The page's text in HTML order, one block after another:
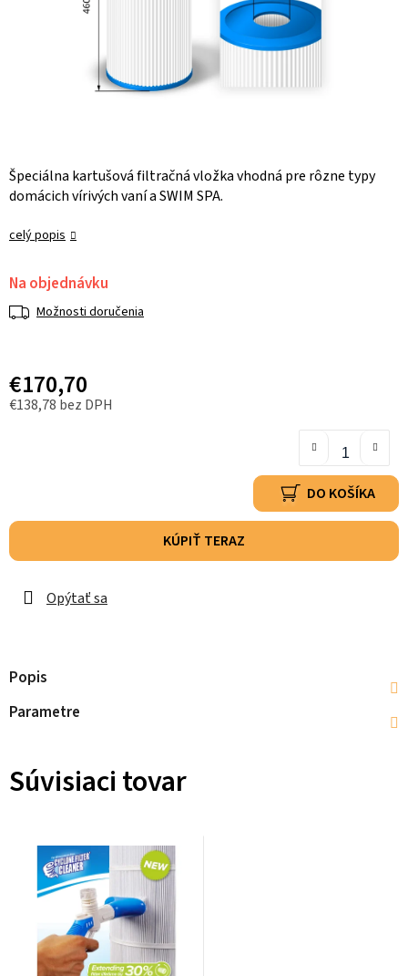
Špeciálna kartušová filtračná vložka vhodná pre rôzne typy
domácich vírivých vaní a SWIM SPA.
celý popis
Na objednávku
Možnosti doručenia
€170,70
€138,78 bez DPH
DO KOŠÍKA
KÚPIŤ TERAZ
Opýtať sa
Popis
Parametre
Súvisiaci tovar